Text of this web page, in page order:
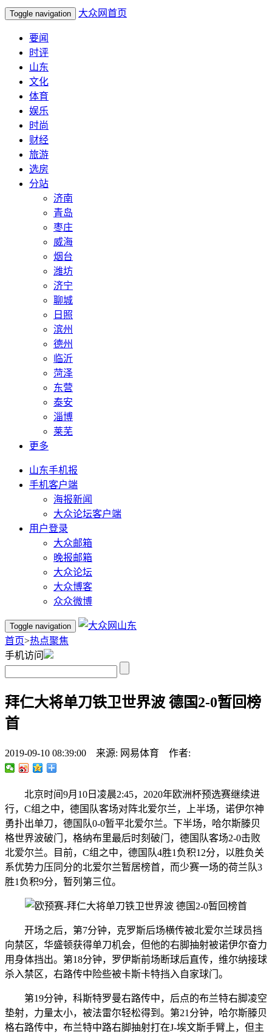
Toggle navigation 大众网首页
要闻
时评
山东
文化
体育
娱乐
时尚
财经
旅游
选房
分站
济南
青岛
枣庄
威海
烟台
潍坊
济宁
聊城
日照
滨州
德州
临沂
菏泽
东营
泰安
淄博
莱芜
更多
山东手机报
手机客户端
海报新闻
大众论坛客户端
用户登录
大众邮箱
晚报邮箱
大众论坛
大众博客
众众微博
Toggle navigation
首页>热点聚焦
手机访问
拜仁大将单刀铁卫世界波 德国2-0暂回榜
首
2019-09-10 08:39:00 来源: 网易体育 作者:
北京时间9月10日凌晨2:45，2020年欧洲杯预选赛继续进
行，C组之中，德国队客场对阵北爱尔兰，上半场，诺伊尔神
勇扑出单刀，德国队0-0暂平北爱尔兰。下半场，哈尔斯滕贝
格世界波破门，格纳布里最后时刻破门，德国队客场2-0击败
北爱尔兰。目前，C组之中，德国队4胜1负积12分，以胜负关
系优势力压同分的北爱尔兰暂居榜首，而少赛一场的荷兰队3
胜1负积9分，暂列第三位。
开场之后，第7分钟，克罗斯后场横传被北爱尔兰球员挡
向禁区，华盛顿获得单刀机会，但他的右脚抽射被诺伊尔奋力
用身体挡出。第18分钟，罗伊斯前场断球后直传，维尔纳接球
杀入禁区，右路传中险些被卡斯卡特挡入自家球门。
第19分钟，科斯特罗曼右路传中，后点的布兰特右脚凌空
垫射，力量太小，被法雷尔轻松得到。第21分钟，哈尔斯滕贝
格右路传中，布兰特中路右脚抽射打在J-埃文斯手臂上，但主